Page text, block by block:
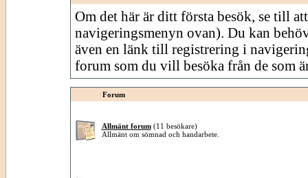
Om det här är ditt första besök, se till
navigeringsmenyn ovan). Du kan
även en länk till registrering i
forum som du vill besöka från de som
Forum
Allmänt forum (11 besökare)
Allmänt om sömnad och handarbete.